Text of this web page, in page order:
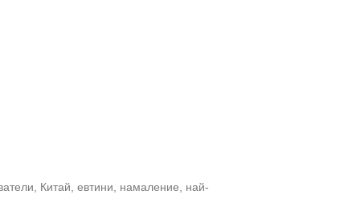
Китай, евтини, намаление, най-